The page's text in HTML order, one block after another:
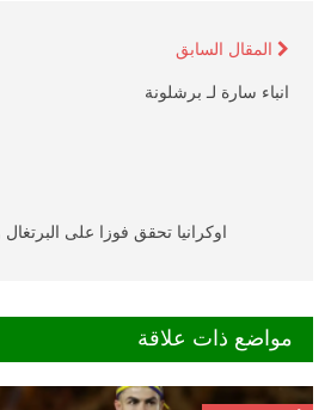
المقال السابق
انباء سارة لـ برشلونة
اوكرانيا تحقق فوزا على
مواضع ذات علاقة